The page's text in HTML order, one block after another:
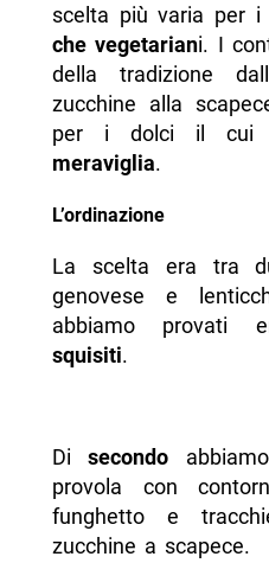
scelta più varia per
che vegetariani. I
della tradizione
zucchine alla
per i dolci il cui
meraviglia.
L’ordinazione
La scelta era tra
genovese e
abbiamo provati
squisiti.
Disecondo
provola con
funghetto e
zucchine a scapece.